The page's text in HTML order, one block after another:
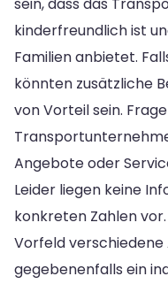
kinderfreundlich ist
Familien anbietet.
könnten zusätzliche
von Vorteil sein.
Angebote oder
Leider liegen keine
konkreten Zahlen
Vorfeld
gegebenenfalls ein